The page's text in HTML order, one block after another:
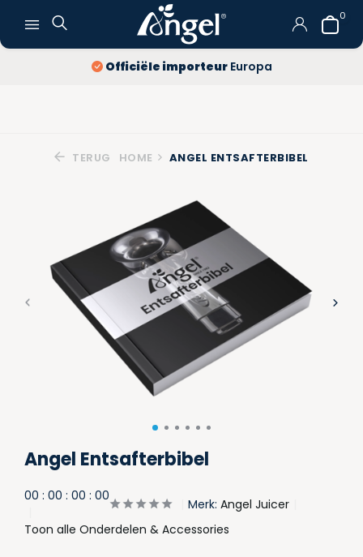
0
Officiële importeur Europa
TERUG HOME ANGEL ENTSAFTERBIBEL
Angel Entsafterbibel
00 : 00 : 00 : 00
Merk: Angel Juicer
Toon alle Onderdelen & Accessories